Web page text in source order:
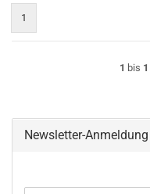
1
1 bis 1
Newsletter-Anmeldung